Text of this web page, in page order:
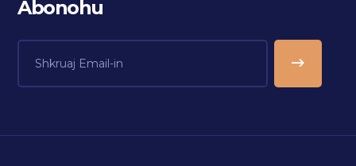
Abonohu